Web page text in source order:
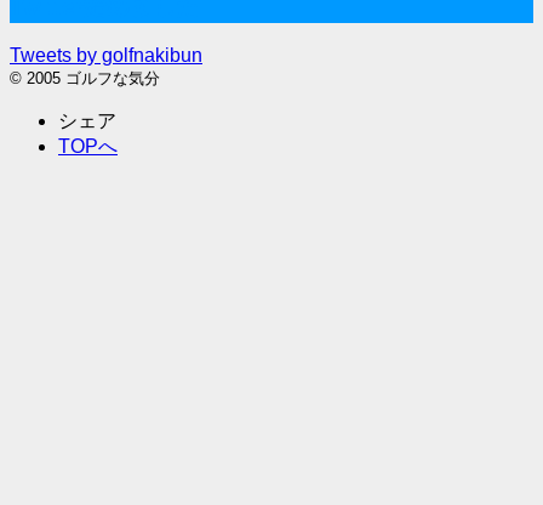
Tweets by golfnakibun
© 2005 ゴルフな気分
シェア
TOPへ